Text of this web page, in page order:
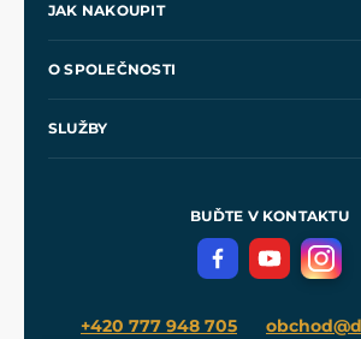
JAK NAKOUPIT
Velkoobchod
O SPOLEČNOSTI
SLUŽBY
Meče pro Kingdom Come
BUĎTE V KONTAKTU
+420 777 948 705